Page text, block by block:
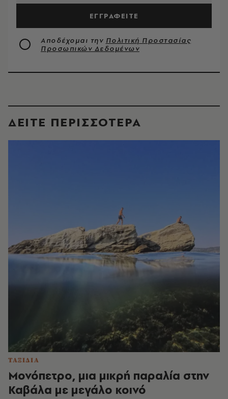
ΕΓΓΡΑΦΕΙΤΕ
Αποδέχομαι την Πολιτική Προστασίας
Προσωπικών Δεδομένων
ΔΕΙΤΕ ΠΕΡΙΣΣΟΤΕΡΑ
ΤΑΞΙΔΙΑ
Μονόπετρο, μια μικρή παραλία στην
Καβάλα με μεγάλο κοινό